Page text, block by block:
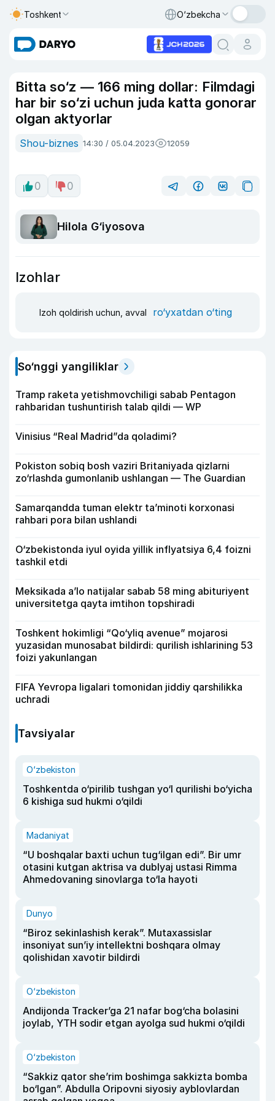
Toshkent O‘zbekcha
Bitta so‘z — 166 ming dollar: Filmdagi
har bir so‘zi uchun juda katta gonorar
olgan aktyorlar
Shou-biznes 14:30 / 05.04.2023 12059
0 0
Hilola G‘iyosova
Izohlar
Izoh qoldirish uchun, avval ro‘yxatdan o‘ting
So‘nggi yangiliklar
Tramp raketa yetishmovchiligi sabab Pentagon
rahbaridan tushuntirish talab qildi — WP
Vinisius “Real Madrid”da qoladimi?
Pokiston sobiq bosh vaziri Britaniyada qizlarni
zo‘rlashda gumonlanib ushlangan — The Guardian
Samarqandda tuman elektr ta’minoti korxonasi
rahbari pora bilan ushlandi
O‘zbekistonda iyul oyida yillik inflyatsiya 6,4 foizni
tashkil etdi
Meksikada a’lo natijalar sabab 58 ming abituriyent
universitetga qayta imtihon topshiradi
Toshkent hokimligi “Qo‘yliq avenue” mojarosi
yuzasidan munosabat bildirdi: qurilish ishlarining 53
foizi yakunlangan
FIFA Yevropa ligalari tomonidan jiddiy qarshilikka
uchradi
Tavsiyalar
O‘zbekiston
Toshkentda o‘pirilib tushgan yo‘l qurilishi bo‘yicha
6 kishiga sud hukmi o‘qildi
Madaniyat
“U boshqalar baxti uchun tug‘ilgan edi”. Bir umr
otasini kutgan aktrisa va dublyaj ustasi Rimma
Ahmedovaning sinovlarga to‘la hayoti
Dunyo
“Biroz sekinlashish kerak”. Mutaxassislar
insoniyat sun’iy intellektni boshqara olmay
qolishidan xavotir bildirdi
O‘zbekiston
Andijonda Tracker’ga 21 nafar bog‘cha bolasini
joylab, YTH sodir etgan ayolga sud hukmi o‘qildi
O‘zbekiston
“Sakkiz qator she’rim boshimga sakkizta bomba
bo‘lgan”. Abdulla Oripovni siyosiy ayblovlardan